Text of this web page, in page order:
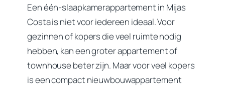
Een één-slaapkamerappartement in Mijas
Costa is niet voor iedereen ideaal. Voor
gezinnen of kopers die veel ruimte nodig
hebben, kan een groter appartement of
townhouse beter zijn. Maar voor veel kopers
is een compact nieuwbouwappartement